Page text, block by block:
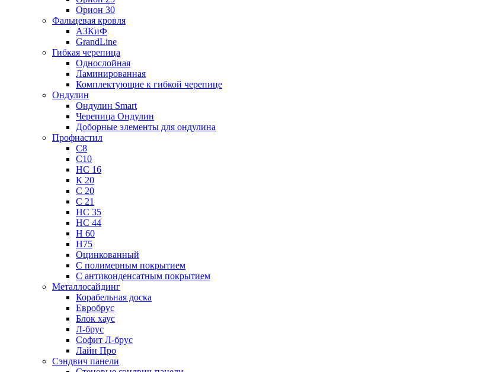
Орион 30
Фальцевая кровля
АЗКиФ
GrandLine
Гибкая черепица
Однослойная
Ламинированная
Комплектующие к гибкой черепице
Ондулин
Ондулин Smart
Черепица Ондулин
Доборные элементы для ондулина
Профнастил
С8
С10
НС 16
К 20
С 20
С 21
НС 35
НС 44
Н 60
Н75
Оцинкованный
С полимерным покрытием
С антиконденсатным покрытием
Металлосайдинг
Корабельная доска
Евробрус
Блок хаус
Л-брус
Софит Л-брус
Лайн Про
Сэндвич панели